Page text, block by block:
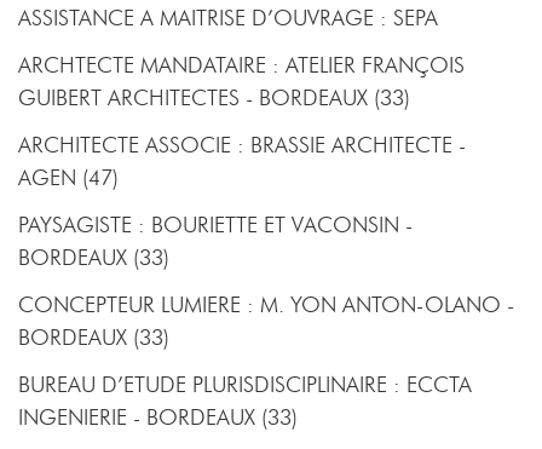
ASSISTANCE A MAITRISE D’OUVRAGE : SEPA
ARCHTECTE MANDATAIRE : ATELIER FRANÇOIS
GUIBERT ARCHITECTES - BORDEAUX (33)
ARCHITECTE ASSOCIE : BRASSIE ARCHITECTE -
AGEN (47)
PAYSAGISTE : BOURIETTE ET VACONSIN -
BORDEAUX (33)
CONCEPTEUR LUMIERE : M. YON ANTON-OLANO -
BORDEAUX (33)
BUREAU D’ETUDE PLURISDISCIPLINAIRE : ECCTA
INGENIERIE - BORDEAUX (33)